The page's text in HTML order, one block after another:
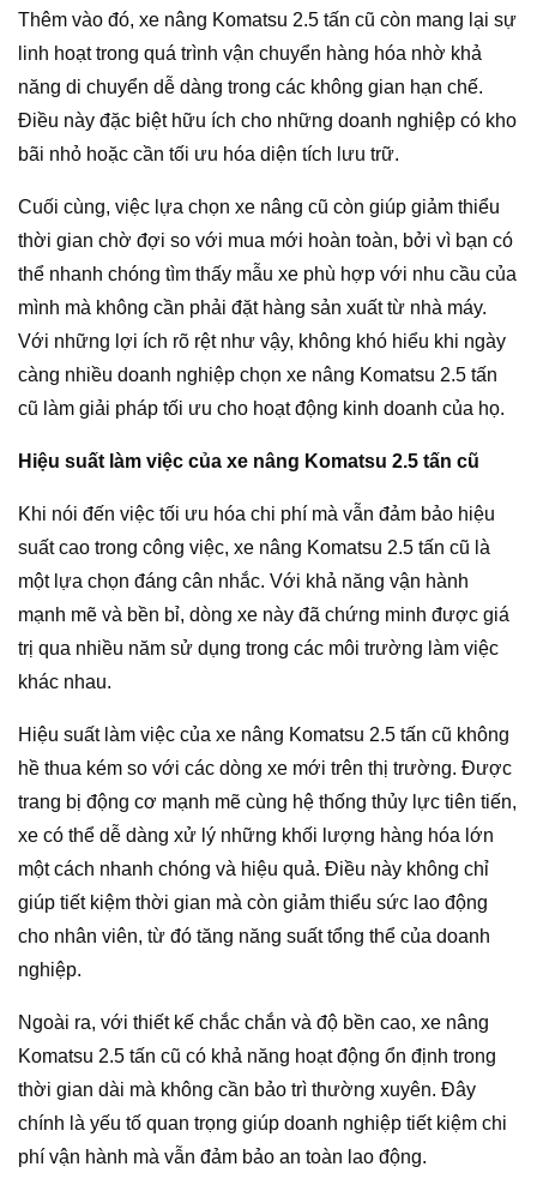
Thêm vào đó, xe nâng Komatsu 2.5 tấn cũ còn mang lại sự
linh hoạt trong quá trình vận chuyển hàng hóa nhờ khả
năng di chuyển dễ dàng trong các không gian hạn chế.
Điều này đặc biệt hữu ích cho những doanh nghiệp có kho
bãi nhỏ hoặc cần tối ưu hóa diện tích lưu trữ.
Cuối cùng, việc lựa chọn xe nâng cũ còn giúp giảm thiểu
thời gian chờ đợi so với mua mới hoàn toàn, bởi vì bạn có
thể nhanh chóng tìm thấy mẫu xe phù hợp với nhu cầu của
mình mà không cần phải đặt hàng sản xuất từ nhà máy.
Với những lợi ích rõ rệt như vậy, không khó hiểu khi ngày
càng nhiều doanh nghiệp chọn xe nâng Komatsu 2.5 tấn
cũ làm giải pháp tối ưu cho hoạt động kinh doanh của họ.
Hiệu suất làm việc của xe nâng Komatsu 2.5 tấn cũ
Khi nói đến việc tối ưu hóa chi phí mà vẫn đảm bảo hiệu
suất cao trong công việc, xe nâng Komatsu 2.5 tấn cũ là
một lựa chọn đáng cân nhắc. Với khả năng vận hành
mạnh mẽ và bền bỉ, dòng xe này đã chứng minh được giá
trị qua nhiều năm sử dụng trong các môi trường làm việc
khác nhau.
Hiệu suất làm việc của xe nâng Komatsu 2.5 tấn cũ không
hề thua kém so với các dòng xe mới trên thị trường. Được
trang bị động cơ mạnh mẽ cùng hệ thống thủy lực tiên tiến,
xe có thể dễ dàng xử lý những khối lượng hàng hóa lớn
một cách nhanh chóng và hiệu quả. Điều này không chỉ
giúp tiết kiệm thời gian mà còn giảm thiểu sức lao động
cho nhân viên, từ đó tăng năng suất tổng thể của doanh
nghiệp.
Ngoài ra, với thiết kế chắc chắn và độ bền cao, xe nâng
Komatsu 2.5 tấn cũ có khả năng hoạt động ổn định trong
thời gian dài mà không cần bảo trì thường xuyên. Đây
chính là yếu tố quan trọng giúp doanh nghiệp tiết kiệm chi
phí vận hành mà vẫn đảm bảo an toàn lao động.